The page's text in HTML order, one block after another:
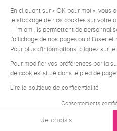
En cliquant sur « OK pour moi », vous
le stockage de nos cookies sur votre
— miam. Ils permettent de
l'affichage de nos pages ou diffuser
Pour plus d'informations, cliquez sur le
Pour modifier vos préférences par la
de cookies' situé dans le pied de page.
Lire la politique de confidentialité
Consentements
Je choisis